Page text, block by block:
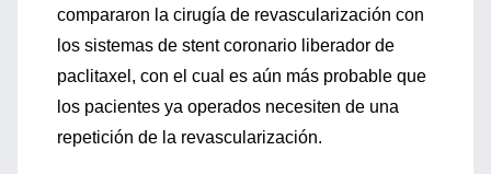
compararon la cirugía de revascularización con
los sistemas de stent coronario liberador de
paclitaxel, con el cual es aún más probable que
los pacientes ya operados necesiten de una
repetición de la revascularización.